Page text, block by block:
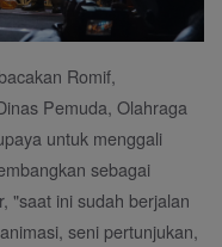
Romif,
Pemuda, Olahraga
untuk menggali
sebagai
"saat ini sudah berjalan
seni pertunjukan,